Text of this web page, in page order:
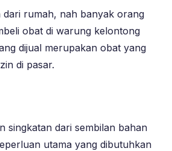
dari rumah, nah banyak orang
obat di warung kelontong
dijual merupakan obat yang
di pasar.
singkatan dari sembilan bahan
utama yang dibutuhkan